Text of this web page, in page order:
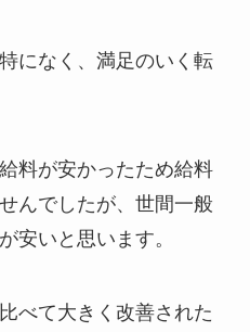
になく、満足のいく転
料が安かったため給料
んでしたが、世間一般
安いと思います。
べて大きく改善された